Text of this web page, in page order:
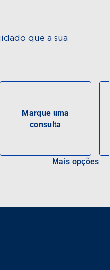
que a sua
Marque uma
consulta
Mais opções